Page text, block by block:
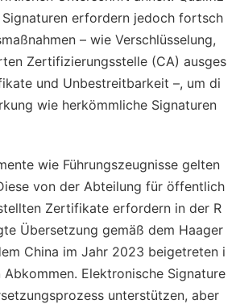
erfordern jedoch fortsch
– wie Verschlüsselung,
Zertifizierungsstelle (CA) ausges
und Unbestreitbarkeit –, um di
wie herkömmliche Signaturen
wie Führungszeugnisse gelten
von der Abteilung für öffentlich
Zertifikate erfordern in der R
Übersetzung gemäß dem Haager
China im Jahr 2023 beigetreten i
Elektronische Signature
unterstützen, aber